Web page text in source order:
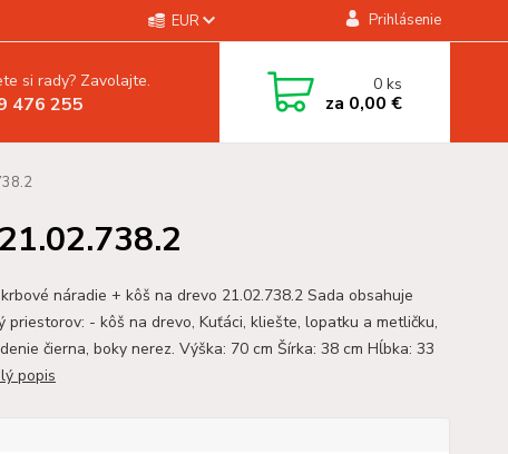
EUR Prihlásenie
si rady? Zavolajte.
476 255
0ks
za 0,00 €
náradie + kôš na drevo 21.02.738.2 Sada obsahuje
priestorov: - kôš na drevo, Kuťáci, kliešte, lopatku a metličku,
čierna, boky nerez. Výška: 70 cm Šírka: 38 cm Hĺbka: 33
popis